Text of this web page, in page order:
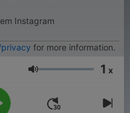
Instagram
for more information.
Lautstärke 1 x